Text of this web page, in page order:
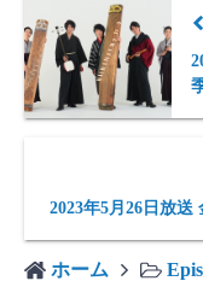
2023年5月26日放送
ホーム